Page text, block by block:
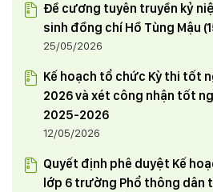
Đề cương tuyên truyền kỷ
sinh đồng chí Hồ Tùng Mậu
25/05/2026
Kế hoạch tổ chức Kỳ thi tốt
2026 và xét công nhận tốt
2025-2026
12/05/2026
Quyết định phê duyệt Kế
lớp 6 trường Phổ thông dân